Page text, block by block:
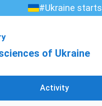
#Ukraine
of Ukraine
Activity